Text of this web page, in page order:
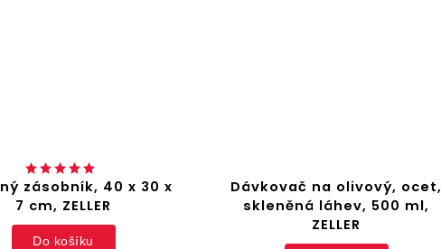
zásobník, 40 x 30 x
7 cm, ZELLER
Do košíku
Dávkovač na olivový, ocet,
skleněná láhev, 500 ml,
ZELLER